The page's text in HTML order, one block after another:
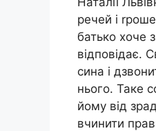
речей і
батько хоче
відповідає.
сина і
нього. Таке
йому від
вчинити